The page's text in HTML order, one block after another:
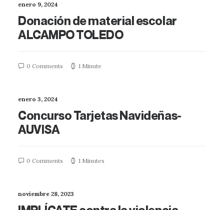
enero 9, 2024
Donación de material escolar
ALCAMPO TOLEDO
0 Comments 1 Minute
enero 3, 2024
Concurso Tarjetas Navideñas-
AUVISA
0 Comments 1 Minutes
noviembre 28, 2023